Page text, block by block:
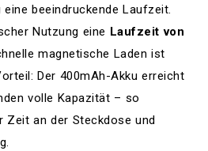
beeindruckende Laufzeit.
Nutzung eine Laufzeit von
magnetische Laden ist
Der 400mAh-Akku erreicht
volle Kapazität – so
Zeit an der Steckdose und